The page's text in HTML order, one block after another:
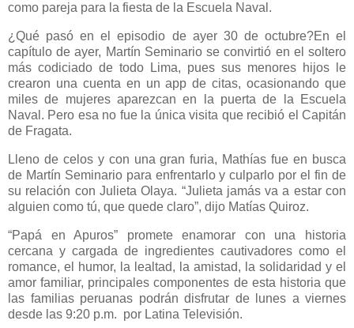
como pareja para la fiesta de la Escuela Naval.
¿Qué pasó en el episodio de ayer 30 de octubre?En el
capítulo de ayer, Martín Seminario se convirtió en el soltero
más codiciado de todo Lima, pues sus menores hijos le
crearon una cuenta en un app de citas, ocasionando que
miles de mujeres aparezcan en la puerta de la Escuela
Naval. Pero esa no fue la única visita que recibió el Capitán
de Fragata.
Lleno de celos y con una gran furia, Mathías fue en busca
de Martín Seminario para enfrentarlo y culparlo por el fin de
su relación con Julieta Olaya. “Julieta jamás va a estar con
alguien como tú, que quede claro”, dijo Matías Quiroz.
“Papá en Apuros” promete enamorar con una historia
cercana y cargada de ingredientes cautivadores como el
romance, el humor, la lealtad, la amistad, la solidaridad y el
amor familiar, principales componentes de esta historia que
las familias peruanas podrán disfrutar de lunes a viernes
desde las 9:20 p.m. por Latina Televisión.